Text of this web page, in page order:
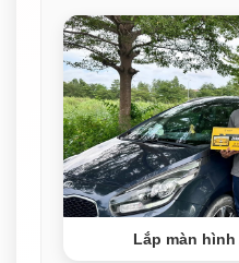
Lắp màn